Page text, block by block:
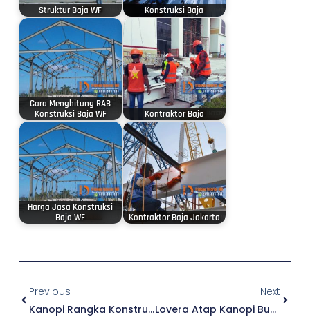
Struktur Baja WF Konstruksi Baja
Cara Menghitung RAB
Konstruksi Baja WF
Kontraktor Baja
Harga Jasa Konstruksi
Baja WF
Kontraktor Baja Jakarta
Previous
Kanopi Rangka Konstruksi Baja WF
Next
Lovera Atap Kanopi Buka Tutup Aluminium